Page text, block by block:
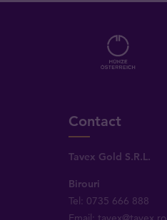
Contact
Tavex Gold S.R.L.
Birouri
Tel: 0735 666 888